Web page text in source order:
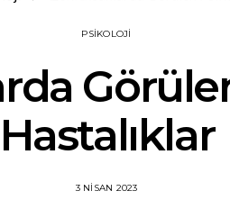
PSIKOLOJI
Hastalıklar
3 NISAN 2023